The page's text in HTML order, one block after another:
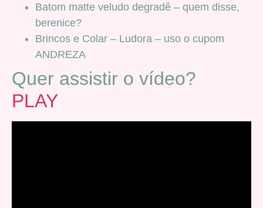
Batom matte veludo degradê – quem disse,
berenice?
Brincos e Colar – Ludora – uso o cupom
ANDREZA
Quer assistir o vídeo?
PLAY